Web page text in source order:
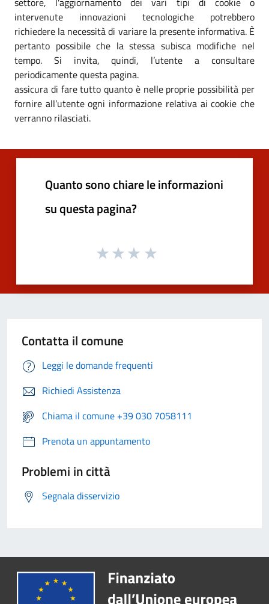
intervenute innovazioni tecnologiche potrebbero
richiedere la necessità di variare la presente informativa. È
pertanto possibile che la stessa subisca modifiche nel
tempo. Si invita, quindi, l’utente a consultare
periodicamente questa pagina.
assicura di fare tutto quanto è nelle proprie possibilità per
fornire all’utente ogni informazione relativa ai cookie che
verranno rilasciati.
Quanto sono chiare le informazioni
su questa pagina?
Contatta il comune
Leggi le domande frequenti
Richiedi Assistenza
Chiama il comune +39 030 7058111
Prenota un appuntamento
Problemi in città
Segnala disservizio